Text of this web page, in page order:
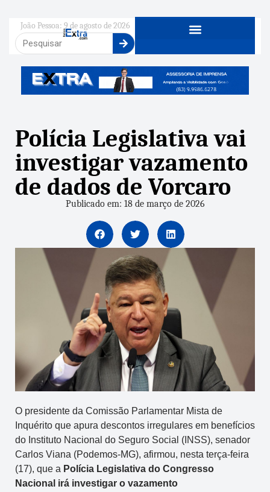
João Pessoa: 9 de agosto de 2026
Polícia Legislativa vai
investigar vazamento
de dados de Vorcaro
Publicado em: 18 de março de 2026
O presidente da Comissão Parlamentar Mista de
Inquérito que apura descontos irregulares em benefícios
do Instituto Nacional do Seguro Social (INSS), senador
Carlos Viana (Podemos-MG), afirmou, nesta terça-feira
(17), que a Polícia Legislativa do Congresso
Nacional irá investigar o vazamento